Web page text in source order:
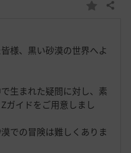
お
入
共有する
様、黒い砂漠の世界へよ
生まれた疑問に対し、素
ガイドをご用意しまし
での冒険は難しくありま